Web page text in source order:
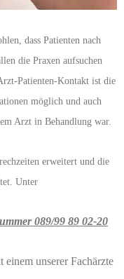
dass Patienten nach
die Praxen aufsuchen
Patienten-Kontakt ist die
möglich und auch
Arzt in Behandlung war.
erweitert und die
Unter
089/99 89 02-20
unserer Fachärzte